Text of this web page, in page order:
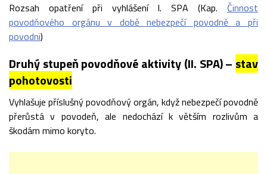
Rozsah opatření při vyhlášení I. SPA (Kap. Činnost
povodňového orgánu v době nebezpečí povodně a při
povodni)
Druhý stupeň povodňové aktivity (II. SPA) – stav
pohotovosti
Vyhlašuje příslušný povodňový orgán, když nebezpečí povodně
přerůstá v povodeň, ale nedochází k větším rozlivům a
škodám mimo koryto.